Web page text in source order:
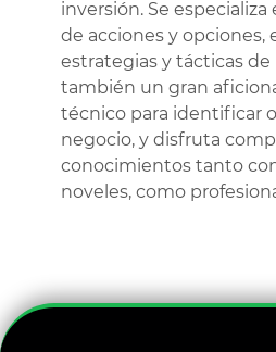
inversión. Se
de acciones y opciones,
estrategias y tácticas de
también un gran
técnico para identificar
negocio, y disfruta
conocimientos tanto
noveles, como